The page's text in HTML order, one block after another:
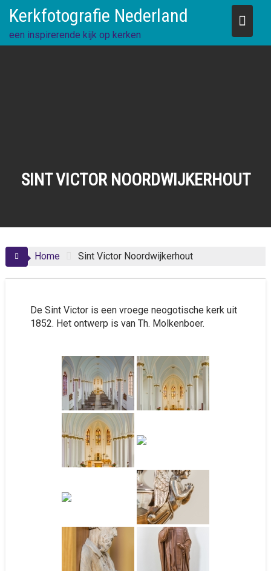
content
Kerkfotografie Nederland
een inspirerende kijk op kerken
SINT VICTOR NOORDWIJKERHOUT
Home Sint Victor Noordwijkerhout
De Sint Victor is een vroege neogotische kerk uit
1852. Het ontwerp is van Th. Molkenboer.